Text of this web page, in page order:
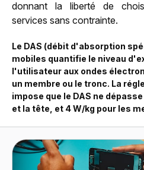
donnant la liberté de
services sans contrainte.
Le DAS (débit d'absorption
mobiles quantifie le niveau
l'utilisateur aux ondes
un membre ou le tronc. La
impose que le DAS ne
et la tête, et 4 W/kg pour les